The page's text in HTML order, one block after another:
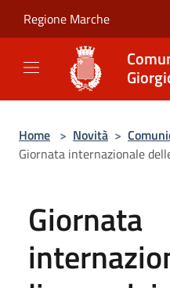
Regione Marche
Home > Novità >
Giornata internazionale
Giornata